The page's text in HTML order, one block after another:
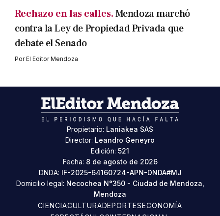
Rechazo en las calles.Mendoza marchó
contra la Ley de Propiedad Privada que
debate el Senado
PorEl Editor Mendoza
Propietario: Laniakea SAS
Director: Leandro Geneyro
Edición: 521
Fecha: 8 de agosto de 2026
DNDA: IF-2025-64160724-APN-DNDA#MJ
Domicilio legal: Necochea N°350 - Ciudad de Mendoza,
Mendoza
CIENCIACULTURADEPORTESECONOMÍA